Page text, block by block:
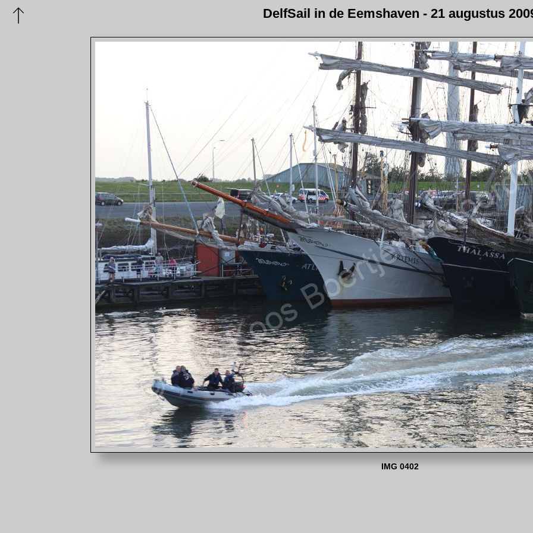
DelfSail in de Eemshaven - 21 augustus
IMG 0402